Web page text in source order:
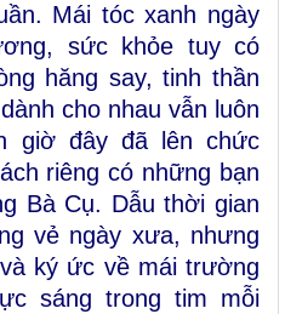
Mái tóc xanh ngày
sức khỏe tuy có
hăng say, tinh thần
cho nhau vẫn luôn
giờ đây đã lên chức
riêng có những bạn
Bà Cụ. Dẫu thời gian
vẻ ngày xưa, nhưng
ký ức về mái trường
sáng trong tim mỗi